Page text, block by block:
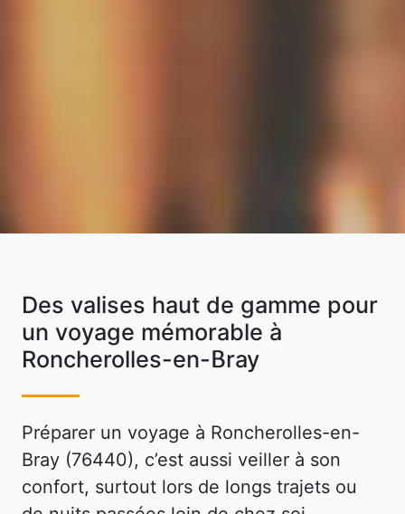
Des valises haut de gamme pour
un voyage mémorable à
Roncherolles-en-Bray
Préparer un voyage à Roncherolles-en-
Bray (76440), c’est aussi veiller à son
confort, surtout lors de longs trajets ou